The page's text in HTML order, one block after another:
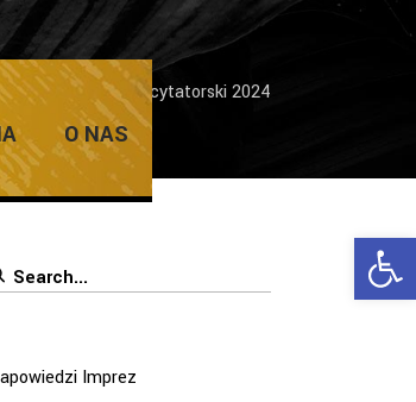
O NAS
Lubuski Konkurs Recytatorski 2024
Imprez